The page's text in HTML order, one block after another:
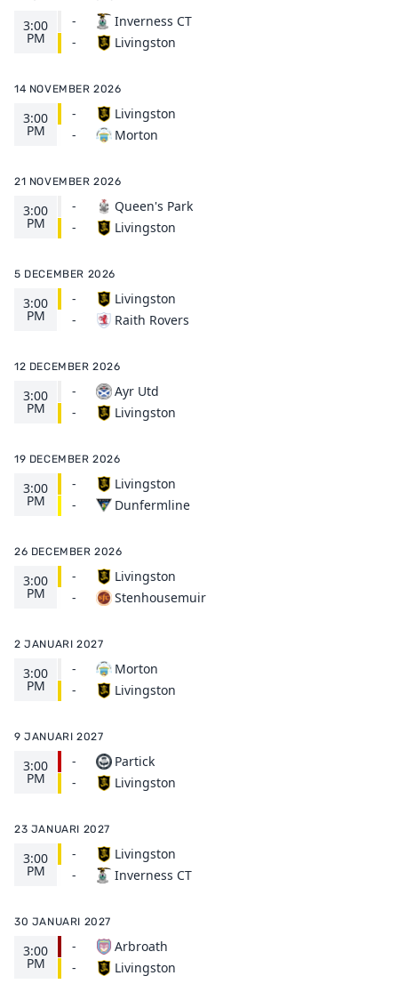
3:00
PM
-
-
Inverness CT
Livingston
14 NOVEMBER 2026
3:00
PM
-
-
Livingston
Morton
21 NOVEMBER 2026
3:00
PM
-
-
Queen's Park
Livingston
5 DECEMBER 2026
3:00
PM
-
-
Livingston
Raith Rovers
12 DECEMBER 2026
3:00
PM
-
-
Ayr Utd
Livingston
19 DECEMBER 2026
3:00
PM
-
-
Livingston
Dunfermline
26 DECEMBER 2026
3:00
PM
-
-
Livingston
Stenhousemuir
2 JANUARI 2027
3:00
PM
-
-
Morton
Livingston
9 JANUARI 2027
3:00
PM
-
-
Partick
Livingston
23 JANUARI 2027
3:00
PM
-
-
Livingston
Inverness CT
30 JANUARI 2027
3:00
PM
-
-
Arbroath
Livingston